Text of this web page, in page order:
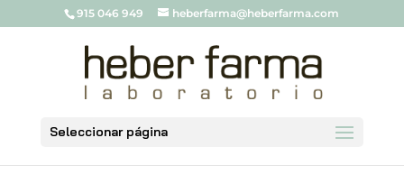
915 046 949 heberfarma@heberfarma.com
Seleccionar página